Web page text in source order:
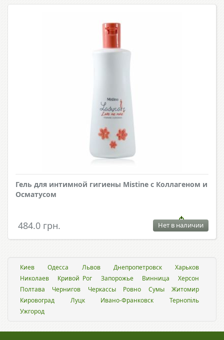
Гель для интимной гигиены Mistine с Коллагеном и
Осматусом
484.0 грн. Нет в наличии
Киев Одесса Львов Днепропетровск
Харьков
Николаев
Кривой Рог Запорожье Винница
Херсон
Полтава
Чернигов Черкассы Ровно Сумы
Житомир
Кировоград
Луцк Ивано-Франковск
Тернопіль
Ужгород